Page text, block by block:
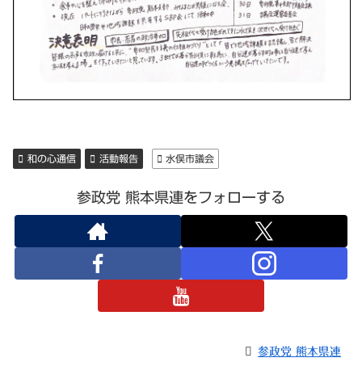
和の心通信 活動報告 水俣市議会
参政党 熊本県連をフォローする
参政党 熊本県連